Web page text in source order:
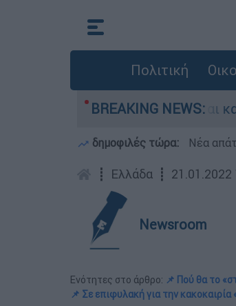
Πολιτική
BREAKING NEWS:
- Κατηγορείται και για την
δημοφιλές τώρα: Νέα
┋ Ελλάδα ┋ 21.01.2022
Newsroom
Ενότητες στο άρθρο: 📌 Πού θα το
📌 Σε επιφυλακή για την